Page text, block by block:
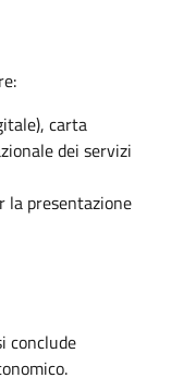
carta
dei servizi
la presentazione
conclude